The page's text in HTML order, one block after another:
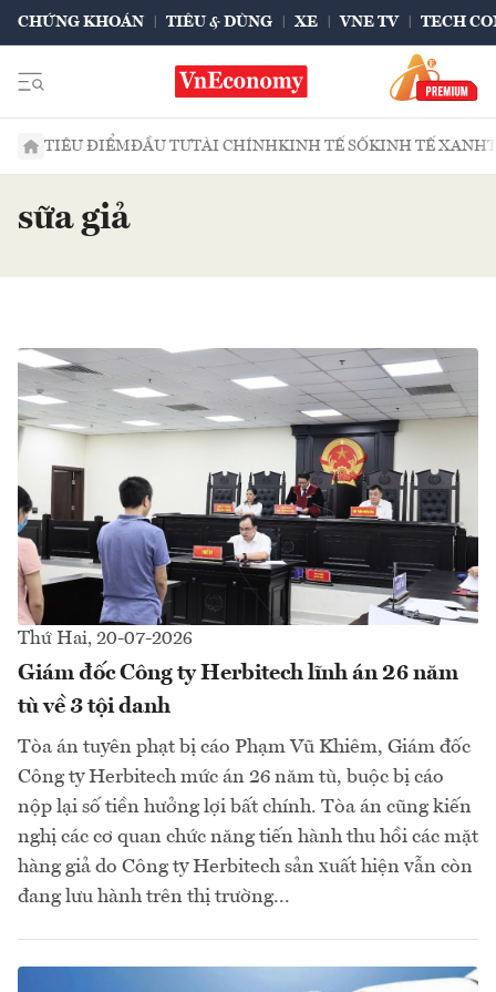
CHỨNG KHOÁN TIÊU & DÙNG XE VNE TV TECH
TIÊU ĐIỂMĐẦU TƯTÀI CHÍNHKINH TẾ SỐKINH TẾ XANH
sữa giả
Thứ Hai, 20-07-2026
Giám đốc Công ty Herbitech lĩnh án 26 năm
tù về 3 tội danh
Tòa án tuyên phạt bị cáo Phạm Vũ Khiêm, Giám đốc
Công ty Herbitech mức án 26 năm tù, buộc bị cáo
nộp lại số tiền hưởng lợi bất chính. Tòa án cũng kiến
nghị các cơ quan chức năng tiến hành thu hồi các mặt
hàng giả do Công ty Herbitech sản xuất hiện vẫn còn
đang lưu hành trên thị trường...